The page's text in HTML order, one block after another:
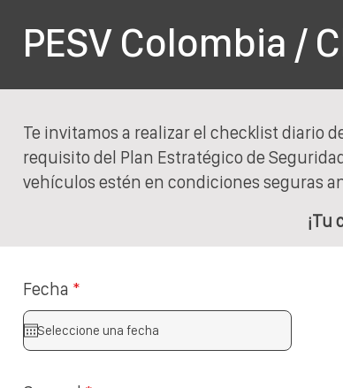
PESV Colombia /
Te invitamos a realizar el checklist diario
requisito del Plan Estratégico de
vehículos estén en condiciones seguras
¡Tu
Fecha *